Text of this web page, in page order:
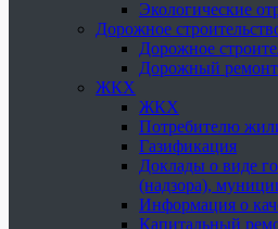
Экологические
Дорожное
Дорожное
Дорожный ремонт
ЖКХ
ЖКХ
Потребителю
Газификация
Доклады о виде
(надзора),
Информация о
Капитальный